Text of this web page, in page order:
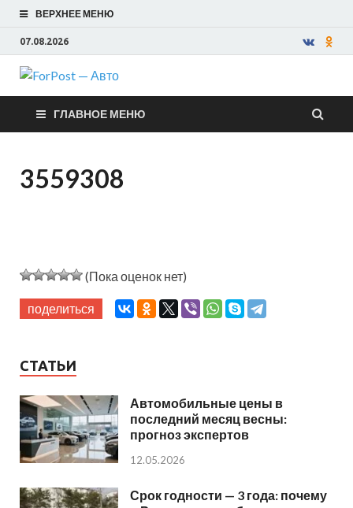
ВЕРХНЕЕ МЕНЮ
07.08.2026
ForPost —
Авто
ГЛАВНОЕ МЕНЮ
3559308
(Пока оценок нет)
поделиться
СТАТЬИ
Автомобильные цены в
последний месяц весны:
прогноз экспертов
12.05.2026
Срок годности — 3 года: почему